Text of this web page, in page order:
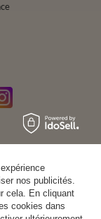
nos publicités.
cela. En cliquant
cookies dans